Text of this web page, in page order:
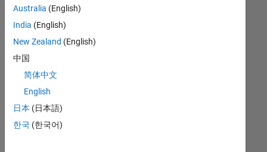
keine
offenen
Stellen
können,
die
Ihren
entsprechen,
werden
Australia (English)
India (English)
New Zealand (English)
中国
简体中文
English
日本 (日本語)
한국 (한국어)